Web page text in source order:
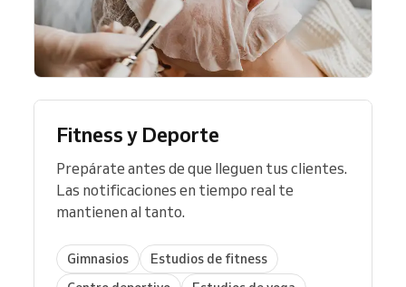
Fitness y Deporte
Prepárate antes de que lleguen tus clientes.
Las notificaciones en tiempo real te
mantienen al tanto.
Gimnasios
Estudios de fitness